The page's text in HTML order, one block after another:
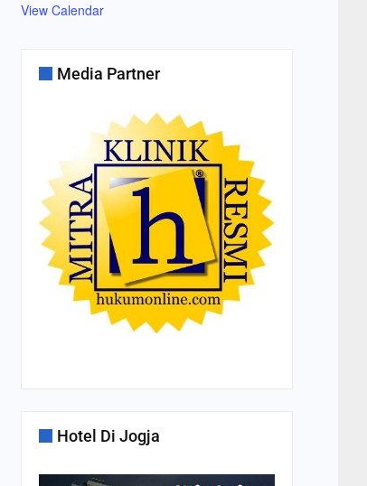
View Calendar
Media Partner
Hotel Di Jogja